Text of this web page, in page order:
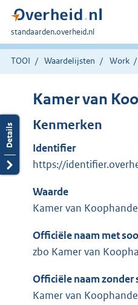
U
bent
hier:
standaarden.overheid.nl
TOOI Waardelijsten Work
Kamer van
Kenmerken
Identifier
https://
Waarde
Kamer van
Officiële naam met
zbo Kamer van
Officiële naam zonder
Kamer van